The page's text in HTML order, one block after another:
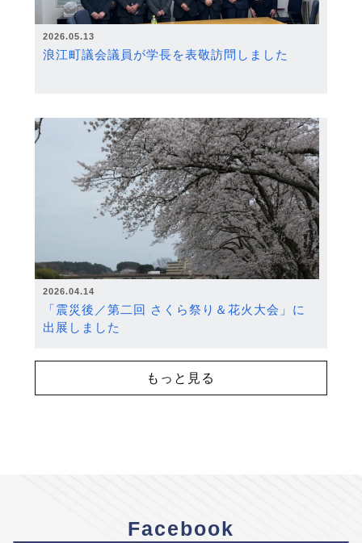
2026.05.13
浪江町議会議員が学長を表敬訪問しました
2026.04.14
「震災後／第二回 さくら祭り＆花火大会」に
出展しました
もっと見る
Facebook